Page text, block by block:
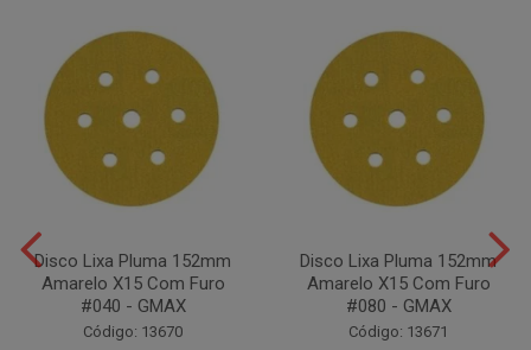
Disco Lixa Pluma 152mm
Amarelo X15 Com Furo
#040 - GMAX
Código: 13670
Disco Lixa Pluma 152mm
Amarelo X15 Com Furo
#080 - GMAX
Código: 13671